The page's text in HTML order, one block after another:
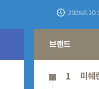
2026.8.10
브랜드
1 미쉐